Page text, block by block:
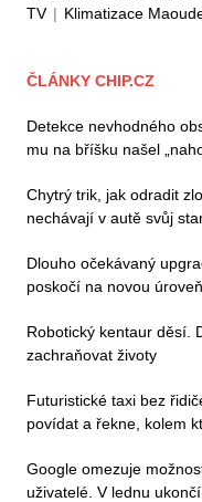
TV | Klimatizace
ČLÁNKY CHIP.CZ
Detekce nevhodného
mu na bříšku našel
Chytrý trik, jak odradit
nechávají v autě svůj
Dlouho očekávaný
poskočí na novou úroveň
Robotický kentaur děsí.
zachraňovat životy
Futuristické taxi bez
povídat a řekne, kolem
Google omezuje
uživatelé. V lednu